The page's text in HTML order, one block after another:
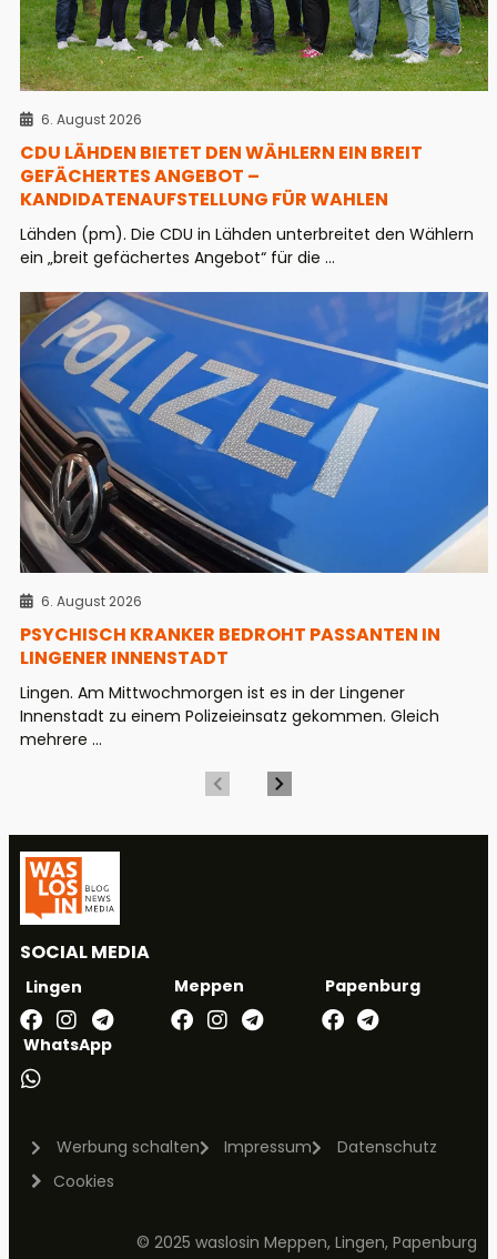
6. August 2026
CDU LÄHDEN BIETET DEN WÄHLERN EIN BREIT
GEFÄCHERTES ANGEBOT –
KANDIDATENAUFSTELLUNG FÜR WAHLEN
Lähden (pm). Die CDU in Lähden unterbreitet den Wählern
ein „breit gefächertes Angebot“ für die ...
6. August 2026
PSYCHISCH KRANKER BEDROHT PASSANTEN IN
LINGENER INNENSTADT
Lingen. Am Mittwochmorgen ist es in der Lingener
Innenstadt zu einem Polizeieinsatz gekommen. Gleich
mehrere ...
SOCIAL MEDIA
Lingen Meppen Papenburg
WhatsApp
Werbung schalten Impressum
Datenschutz
Cookies
© 2025 waslosin Meppen, Lingen, Papenburg